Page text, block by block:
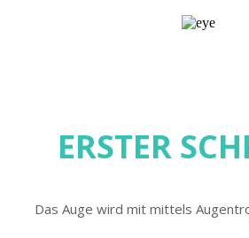
ERSTER
Das Auge wird mit mittels